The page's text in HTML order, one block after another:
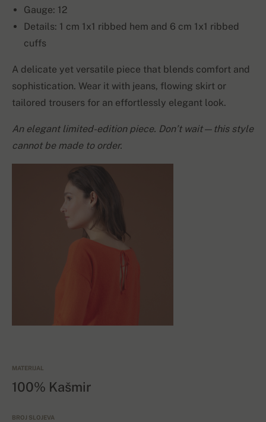
Gauge: 12
Details: 1 cm 1x1 ribbed hem and 6 cm 1x1 ribbed
cuffs
A delicate yet versatile piece that blends comfort and
sophistication. Wear it with jeans, flowing skirt or
tailored trousers for an effortlessly elegant look.
An elegant limited-edition piece. Don’t wait—this style
cannot be made to order.
MATERIJAL
100% Kašmir
BROJ SLOJEVA